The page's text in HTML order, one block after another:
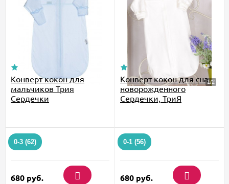
Конверт кокон для
мальчиков Трия
Сердечки
0-3 (62)
680 руб.
Конверт кокон для сна
новорожденного
Сердечки, ТриЯ
0-1 (56)
680 руб.